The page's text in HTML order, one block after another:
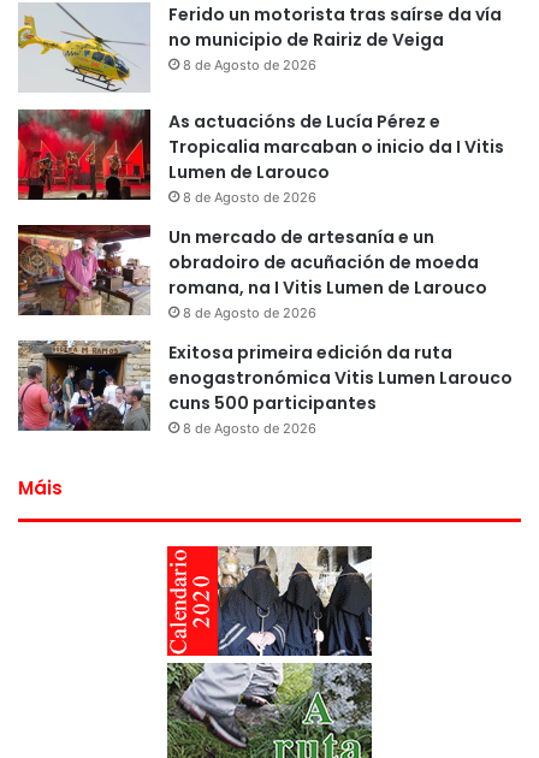
Ferido un motorista tras saírse da vía
no municipio de Rairiz de Veiga
8 de Agosto de 2026
As actuacións de Lucía Pérez e
Tropicalia marcaban o inicio da I Vitis
Lumen de Larouco
8 de Agosto de 2026
Un mercado de artesanía e un
obradoiro de acuñación de moeda
romana, na I Vitis Lumen de Larouco
8 de Agosto de 2026
Exitosa primeira edición da ruta
enogastronómica Vitis Lumen Larouco
cuns 500 participantes
8 de Agosto de 2026
Máis